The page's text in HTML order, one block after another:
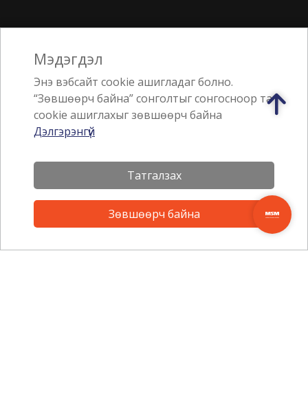
Аппликэйшн татах
Мэдэгдэл
Энэ вэбсайт cookie ашигладаг болно.
“Зөвшөөрч байна” сонголтыг сонгосноор та
cookie ашиглахыг зөвшөөрч байна
Дэлгэрэнгүй
Татгалзах
Зөвшөөрч байна